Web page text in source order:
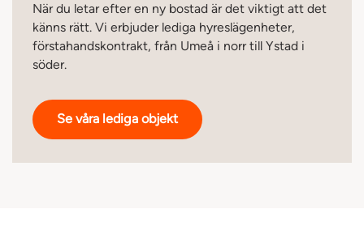
När du letar efter en ny bostad är det viktigt att det
känns rätt. Vi erbjuder lediga hyreslägenheter,
förstahandskontrakt, från Umeå i norr till Ystad i
söder.
Se våra lediga objekt